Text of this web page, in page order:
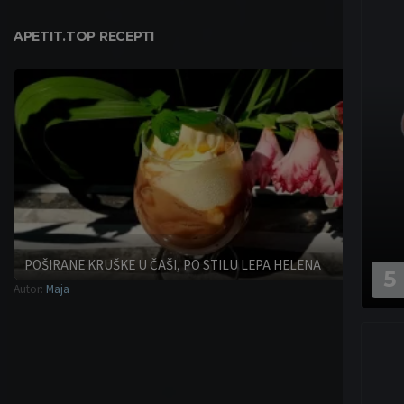
5
80,00 EUR.
APETIT.TOP RECEPTI
POŠIRANE KRUŠKE U ČAŠI, PO STILU LEPA HELENA
Autor: Maja Desert